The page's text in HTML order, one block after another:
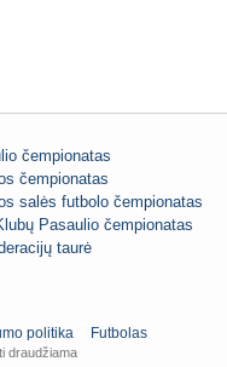
čempionatas
čempionatas
salės futbolo čempionatas
Pasaulio čempionatas
taurė
politika Futbolas
draudžiama